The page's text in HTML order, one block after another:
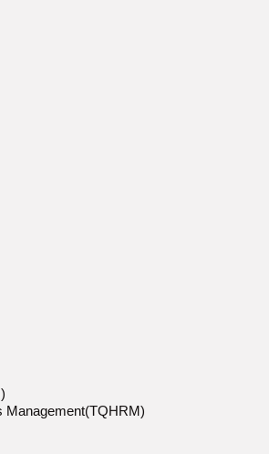
Management(TQHRM)